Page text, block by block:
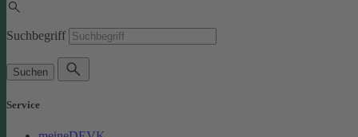
Suchbegriff
Suchen
Service